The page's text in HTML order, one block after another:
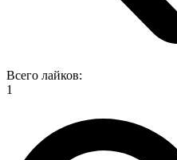
Всего лайков:
1